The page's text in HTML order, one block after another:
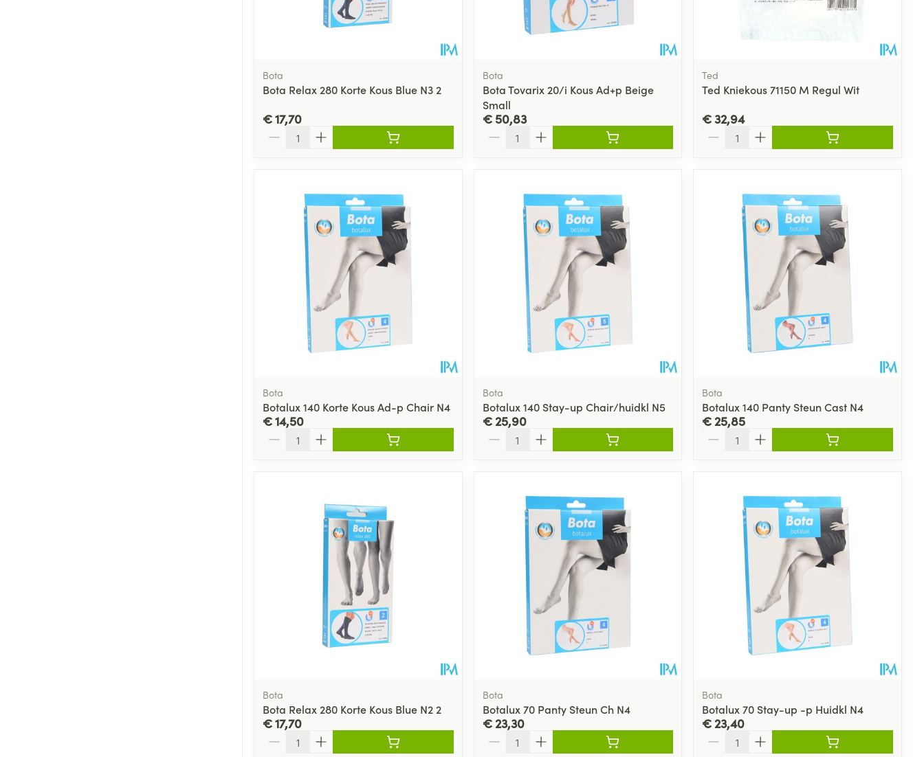
Bota
Bota Relax 280 Korte Kous Blue N3 2
€ 17,70
Bota
Bota Tovarix 20/i Kous Ad+p Beige
Small
€ 50,83
Ted
Ted Kniekous 71150 M Regul Wit
€ 32,94
Bota
Botalux 140 Korte Kous Ad-p Chair N4
€ 14,50
Bota
Botalux 140 Stay-up Chair/huidkl N5
€ 25,90
Bota
Botalux 140 Panty Steun Cast N4
€ 25,85
Bota
Bota Relax 280 Korte Kous Blue N2 2
€ 17,70
Bota
Botalux 70 Panty Steun Ch N4
€ 23,30
Bota
Botalux 70 Stay-up -p Huidkl N4
€ 23,40